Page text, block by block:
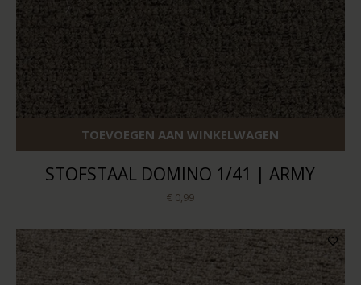
TOEVOEGEN AAN WINKELWAGEN
STOFSTAAL DOMINO 1/41 | ARMY
€ 0,99